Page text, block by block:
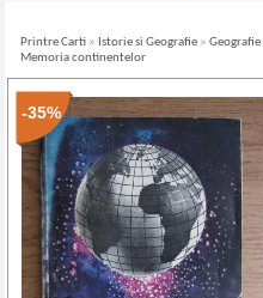
Printre Carti » Istorie si Geografie »Geografie
Memoria continentelor
-35%